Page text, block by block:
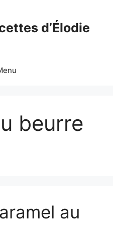
d’Élodie
beurre
au